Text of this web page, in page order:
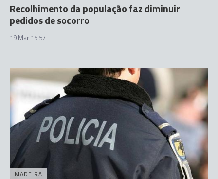
Recolhimento da população faz diminuir
pedidos de socorro
19 Mar 15:57
MADEIRA